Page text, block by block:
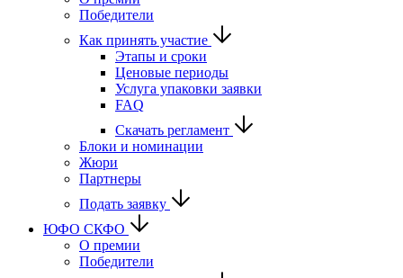
Победители
Как принять участие
Этапы и сроки
Ценовые периоды
Услуга упаковки заявки
FAQ
Скачать регламент
Блоки и номинации
Жюри
Партнеры
Подать заявку
ЮФО СКФО
О премии
Победители